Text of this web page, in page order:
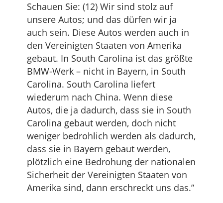
Schauen Sie: (12) Wir sind stolz auf
unsere Autos; und das dürfen wir ja
auch sein. Diese Autos werden auch in
den Vereinigten Staaten von Amerika
gebaut. In South Carolina ist das größte
BMW-Werk – nicht in Bayern, in South
Carolina. South Carolina liefert
wiederum nach China. Wenn diese
Autos, die ja dadurch, dass sie in South
Carolina gebaut werden, doch nicht
weniger bedrohlich werden als dadurch,
dass sie in Bayern gebaut werden,
plötzlich eine Bedrohung der nationalen
Sicherheit der Vereinigten Staaten von
Amerika sind, dann erschreckt uns das.”